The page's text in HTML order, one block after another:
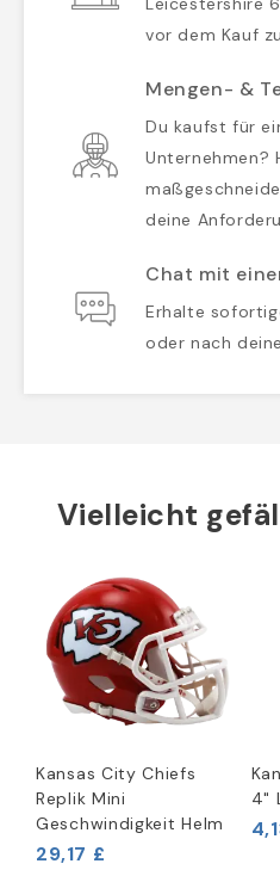
vor dem Kauf
Mengen- &
Du kaufst für
Unternehmen?
deine
Chat mit
Erhalte
oder nach
Vielleicht
Kansas City Chiefs
Replik Mini
Geschwindigkeit Helm
29,17 £
4"